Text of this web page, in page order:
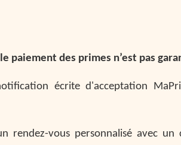
paiement des primes n’est pas
écrite d'acceptation
vous personnalisé avec un